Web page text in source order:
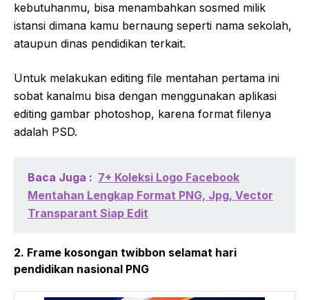
kebutuhanmu, bisa menambahkan sosmed milik
istansi dimana kamu bernaung seperti nama sekolah,
ataupun dinas pendidikan terkait.
Untuk melakukan editing file mentahan pertama ini
sobat kanalmu bisa dengan menggunakan aplikasi
editing gambar photoshop, karena format filenya
adalah PSD.
Baca Juga : 7+ Koleksi Logo Facebook
Mentahan Lengkap Format PNG, Jpg, Vector
Transparant Siap Edit
2. Frame kosongan twibbon selamat hari
pendidikan nasional PNG